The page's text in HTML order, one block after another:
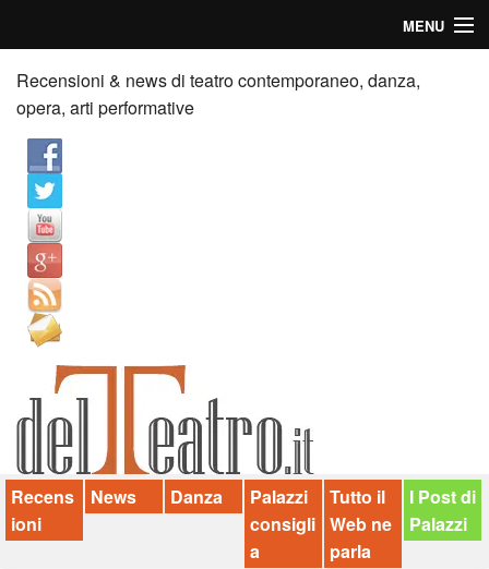
MENU
Home
Recensioni
Anticipazioni
News
Palazzi consiglia
Video
Chi siamo
Contatti
dT in English
Recensioni & news di teatro contemporaneo, danza,
opera, arti performative
Recens
ioni
News Danza
Palazzi
consigli
a
Tutto il
Web ne
parla
I Post di
Palazzi